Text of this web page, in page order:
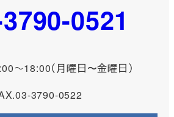
0521
～18:00（月曜日〜金曜日）
3790-0522